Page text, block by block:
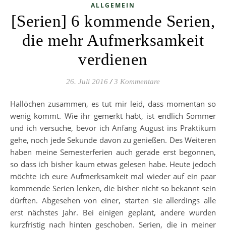
ALLGEMEIN
[Serien] 6 kommende Serien,
die mehr Aufmerksamkeit
verdienen
26. Juli 2016 / 3 Kommentare
Hallöchen zusammen, es tut mir leid, dass momentan so
wenig kommt. Wie ihr gemerkt habt, ist endlich Sommer
und ich versuche, bevor ich Anfang August ins Praktikum
gehe, noch jede Sekunde davon zu genießen. Des Weiteren
haben meine Semesterferien auch gerade erst begonnen,
so dass ich bisher kaum etwas gelesen habe. Heute jedoch
möchte ich eure Aufmerksamkeit mal wieder auf ein paar
kommende Serien lenken, die bisher nicht so bekannt sein
dürften. Abgesehen von einer, starten sie allerdings alle
erst nächstes Jahr. Bei einigen geplant, andere wurden
kurzfristig nach hinten geschoben. Serien, die in meiner